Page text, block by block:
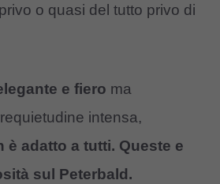
o quasi del tutto privo di
e fiero ma
intensa,
è adatto a tutti. Queste e
sul Peterbald.